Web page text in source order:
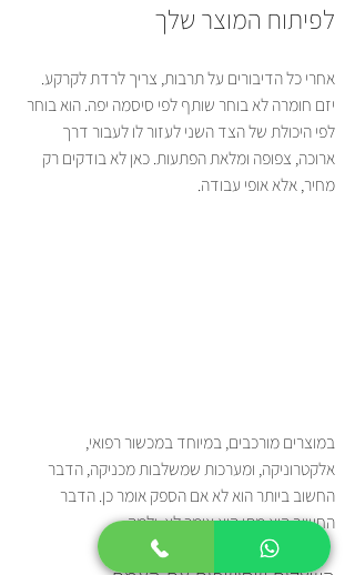
לפיתוח המוצר שלך
אחרי כל הדיבורים על תרבות, צריך לרדת לקרקע.
יזם חומרה לא בוחר שותף לפי סיסמה יפה. הוא בוחר
לפי היכולת של הצד השני לעזור לו לעבור דרך
ארוכה, צפופה ומלאת הפתעות. כאן לא בודקים רק
מחיר, אלא אופי עבודה.
במוצרים מורכבים, במיוחד במכשור רפואי,
אלקטרוניקה, ומערכות שמשלבות מכניקה, הדבר
החשוב ביותר הוא לא אם הספק אומר כן. הדבר
החשוב הוא מתי הוא אומר לא, ולמה.